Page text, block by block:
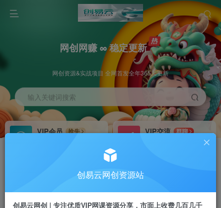
网创网赚 ∞ 稳定更新
网创资源&实战项目 全网首发全年365天更新
输入关键词搜索
VIP会员
抢先
VIP交流
群聊
研究探讨更多创业项目路子。
会员专属推广链接
挂机 项目
APP下载
GO
创易云网创资源站
创易云网创 | 专注优质VIP网课资源分享，市面上收费几百几千